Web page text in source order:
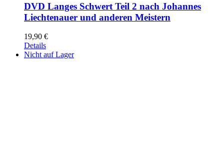
DVD Langes Schwert Teil 2 nach Johannes
Liechtenauer und anderen Meistern
19,90 €
Details
Nicht auf Lager